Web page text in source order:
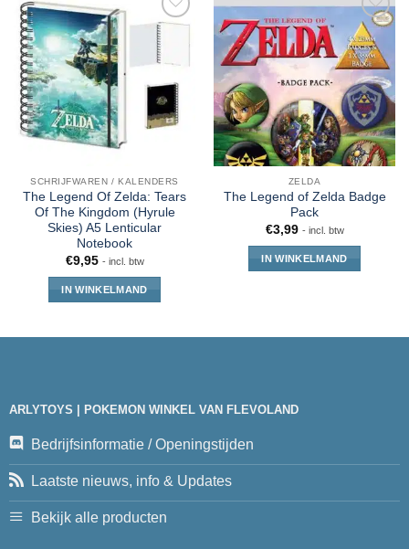
SCHRIJFWAREN / KALENDERS
The Legend Of Zelda: Tears
Of The Kingdom (Hyrule
Skies) A5 Lenticular
Notebook
€9,95 - incl. btw
IN WINKELMAND
ZELDA
The Legend of Zelda Badge
Pack
€3,99 - incl. btw
IN WINKELMAND
ARLYTOYS | POKEMON WINKEL VAN FLEVOLAND
Bedrijfsinformatie / Openingstijden
Laatste nieuws, info & Updates
Bekijk alle producten